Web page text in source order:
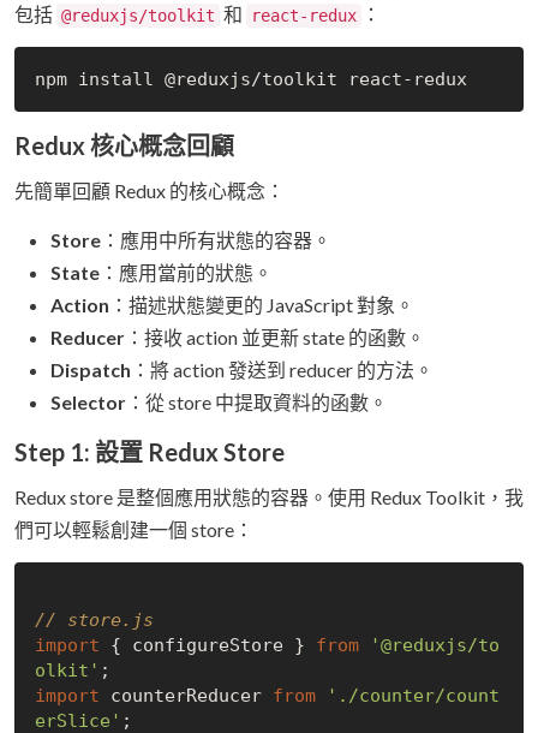
包括 @reduxjs/toolkit 和 react-redux ：
npm install @reduxjs/toolkit react-redux
Redux 核心概念回顧
先簡單回顧 Redux 的核心概念：
Store ：應用中所有狀態的容器。
State ：應用當前的狀態。
Action ：描述狀態變更的 JavaScript 對象。
Reducer ：接收 action 並更新 state 的函數。
Dispatch ：將 action 發送到 reducer 的方法。
Selector ：從 store 中提取資料的函數。
Step 1: 設置 Redux Store
Redux store 是整個應用狀態的容器。使用 Redux Toolkit，我
們可以輕鬆創建一個 store：
// store.js
import { configureStore } from
'@reduxjs/to
olkit'
import counterReducer from
'./counter/count
erSlice' ;